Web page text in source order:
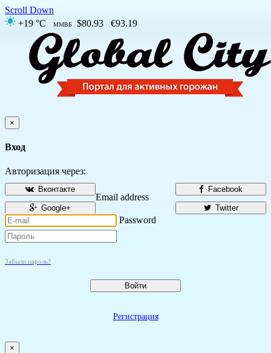
Scroll Down
+19 °C
ММВБ $80.93 €93.19
×
Вход
Авторизация через:
Facebook
Вконтакте
Twitter
Google+
Email address
Password
Забыли пароль?
Войти
Регистрация
×